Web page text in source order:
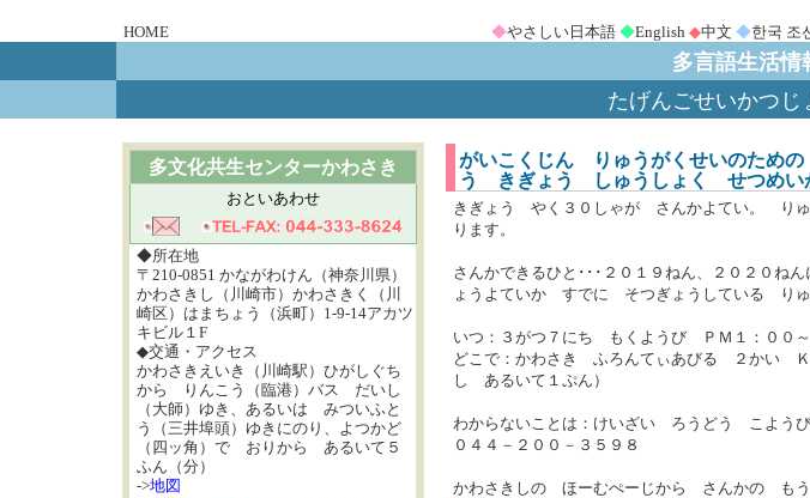
HOME ◆やさしい日本語 ◆English ◆中文 ◆한국 조
多言語生活情
たげんごせいかつじ
多文化共生センターかわさき
おといあわせ
◆所在地
〒210-0851 かながわけん（神奈川県）
かわさきし（川崎市）かわさきく（川
崎区）はまちょう（浜町）1-9-14アカツ
キビル１F
◆交通・アクセス
かわさきえいき（川崎駅）ひがしぐち
から りんこう（臨港）バス だいし
（大師）ゆき、あるいは みついふと
う（三井埠頭）ゆきにのり、よつかど
（四ッ角）で おりから あるいて５
ふん（分）
->地図
がいこくじん りゅうがくせいのため
う きぎょう しゅうしょく せつめい
きぎょう やく３０しゃが さんかよてい。 り
ります。
さんかできるひと･･･２０１９ねん、２０２０
ょうよていか すでに そつぎょうしている りゅ
いつ：３がつ７にち もくようび ＰＭ１：００～
どこで：かわさき ふろんてぃあびる ２かい
し あるいて１ぷん）
わからないことは：けいざい ろうどう こよう
０４４－２００－３５９８
かわさきしの ほーむぺーじから さんかの も